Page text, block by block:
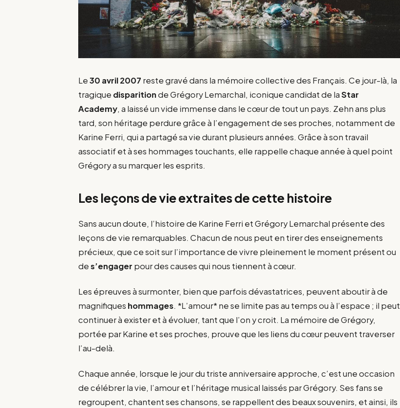
Le30 avril 2007 reste gravé dans la mémoire collective des Français. Ce jour-là, la
tragique disparitionde Grégory Lemarchal, iconique candidat de laStar
Academy, a laissé un vide immense dans le cœur de tout un pays. Zehn ans plus
tard, son héritage perdure grâce à l’engagement de ses proches, notamment de
Karine Ferri, qui a partagé sa vie durant plusieurs années. Grâce à son travail
associatif et à ses hommages touchants, elle rappelle chaque année à quel point
Grégory a su marquer les esprits.
Les leçons de vie extraites de cette histoire
Sans aucun doute, l’histoire de Karine Ferri et Grégory Lemarchal présente des
leçons de vie remarquables. Chacun de nous peut en tirer des enseignements
précieux, que ce soit sur l’importance de vivre pleinement le moment présent ou
des’engager pour des causes qui nous tiennent à cœur.
Les épreuves à surmonter, bien que parfois dévastatrices, peuvent aboutir à de
magnifiques hommages. *L’amour* ne se limite pas au temps ou à l’espace ; il peut
continuer à exister et à évoluer, tant que l’on y croit. La mémoire de Grégory,
portée par Karine et ses proches, prouve que les liens du cœur peuvent traverser
l’au-delà.
Chaque année, lorsque le jour du triste anniversaire approche, c’est une occasion
de célébrer la vie, l’amour et l’héritage musical laissés par Grégory. Ses fans se
regroupent, chantent ses chansons, se rappellent des beaux souvenirs, et ainsi, ils